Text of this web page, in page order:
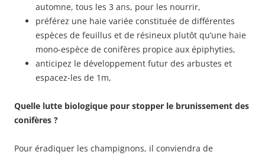
automne, tous les 3 ans, pour les nourrir,
préférez une haie variée constituée de différentes
espèces de feuillus et de résineux plutôt qu’une haie
mono-espèce de conifères propice aux épiphyties,
anticipez le développement futur des arbustes et
espacez-les de 1m,
Quelle lutte biologique pour stopper le brunissement des
conifères ?
Pour éradiquer les champignons, il conviendra de